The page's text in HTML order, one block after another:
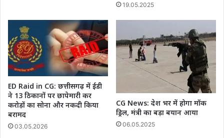
19.05.2025
ED Raid in CG: छत्तीसगढ़ में ईडी
ने 13 ठिकानों पर छापेमारी कर
करोड़ों का सोना और नकदी किया
बरामद
03.05.2026
CG News: देश भर में होगा मॉक
ड्रिल, मंत्री का बड़ा बयान आया
06.05.2025